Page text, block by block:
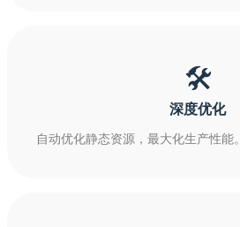
🛠️
深度优化
自动优化静态资源，最大化生产性能。